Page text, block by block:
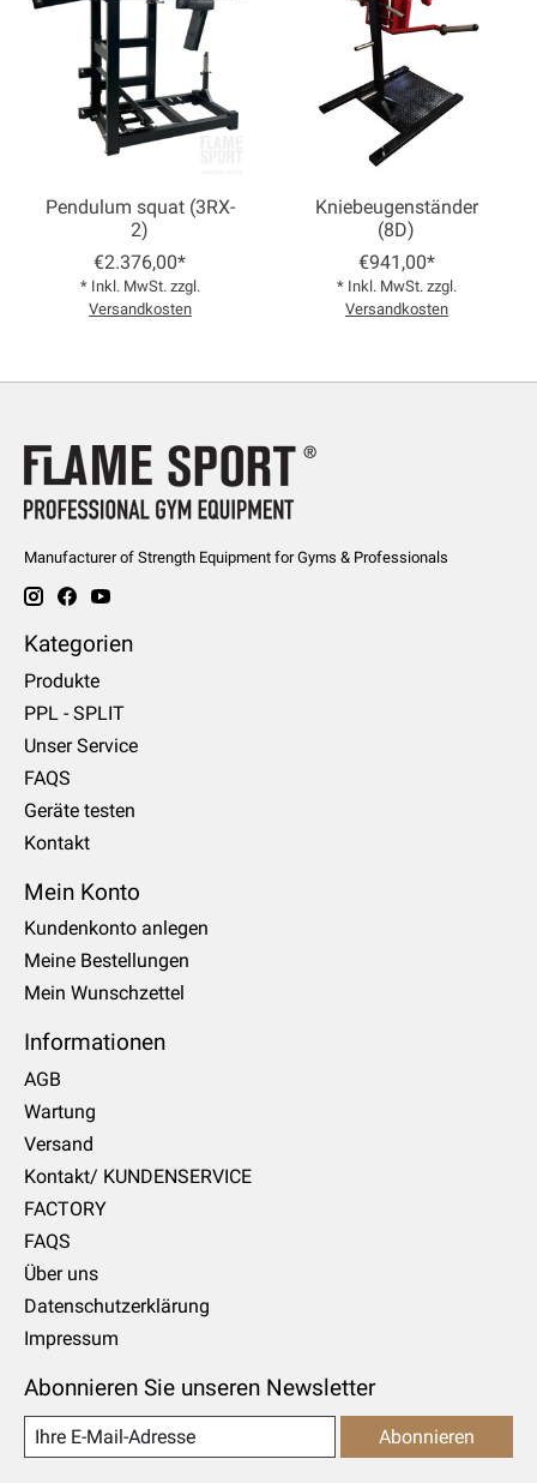
Pendulum squat (3RX-
2)
€2.376,00*
* Inkl. MwSt. zzgl.
Versandkosten
Kniebeugenständer
(8D)
€941,00*
* Inkl. MwSt. zzgl.
Versandkosten
Manufacturer of Strength Equipment for Gyms & Professionals
Kategorien
Produkte
PPL - SPLIT
Unser Service
FAQS
Geräte testen
Kontakt
Mein Konto
Kundenkonto anlegen
Meine Bestellungen
Mein Wunschzettel
Informationen
AGB
Wartung
Versand
Kontakt/ KUNDENSERVICE
FACTORY
FAQS
Über uns
Datenschutzerklärung
Impressum
Abonnieren Sie unseren Newsletter
Abonnieren